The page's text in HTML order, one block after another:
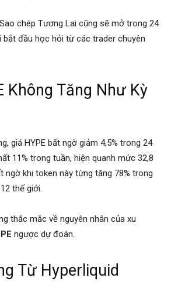
chép Tương Lai cũng sẽ mở trong 24
đầu học hỏi từ các trader chuyên
Không Tăng Như Kỳ
giá HYPE bất ngờ giảm 4,5% trong 24
11% trong tuần, hiện quanh mức 32,8
ngờ khi token này từng tăng 78% trong
thế giới.
thắc mắc về nguyên nhân của xu
ngược dự đoán.
Từ Hyperliquid